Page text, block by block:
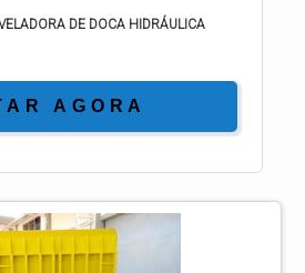
DE DOCA HIDRÁULICA
AGORA